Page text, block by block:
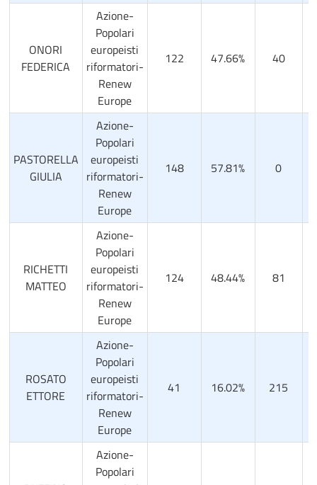
ONORI
FEDERICA
Azione-
Popolari
europeisti
riformatori-
Renew
Europe
122 47.66% 40
PASTORELLA
GIULIA
Azione-
Popolari
europeisti
riformatori-
Renew
Europe
148 57.81% 0
RICHETTI
MATTEO
Azione-
Popolari
europeisti
riformatori-
Renew
Europe
124 48.44% 81
ROSATO
ETTORE
Azione-
Popolari
europeisti
riformatori-
Renew
Europe
41 16.02% 215
Azione-
Popolari